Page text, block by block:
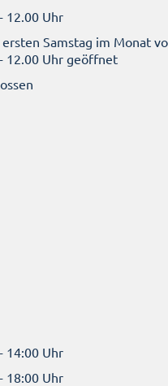
12.00 Uhr
ersten Samstag im Monat
12.00 Uhr geöffnet
14:00 Uhr
18:00 Uhr